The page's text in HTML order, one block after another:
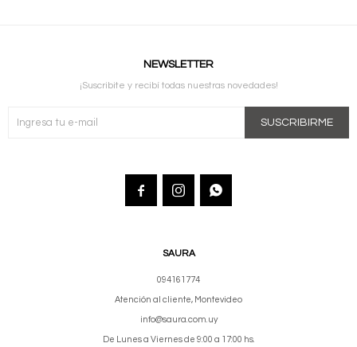
SAURA
094161774
Atención al cliente, Montevideo
info@saura.com.uy
De Lunes a Viernes de 9:00 a 17:00 hs.
NEWSLETTER
¡Suscribite y recibí todas nuestras novedades!
SUSCRIBIRME
  